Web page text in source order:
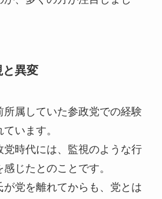
と異変
属していた参政党での経験
います。
時代には、監視のような行
じたとのことです。
党を離れてからも、党とは